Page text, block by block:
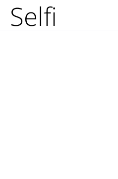
Inhalt
springenSelfi